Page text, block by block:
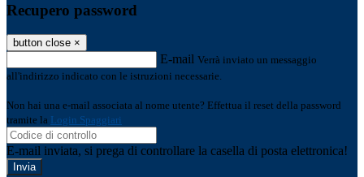
Recupero password
button close ×
E-mail Verrà inviato un messaggio
all'indirizzo indicato con le istruzioni necessarie.
Non hai una e-mail associata al nome utente? Effettua il reset della password
tramite la Login Spaggiari
E-mail inviata, si prega di controllare la casella di posta elettronica!